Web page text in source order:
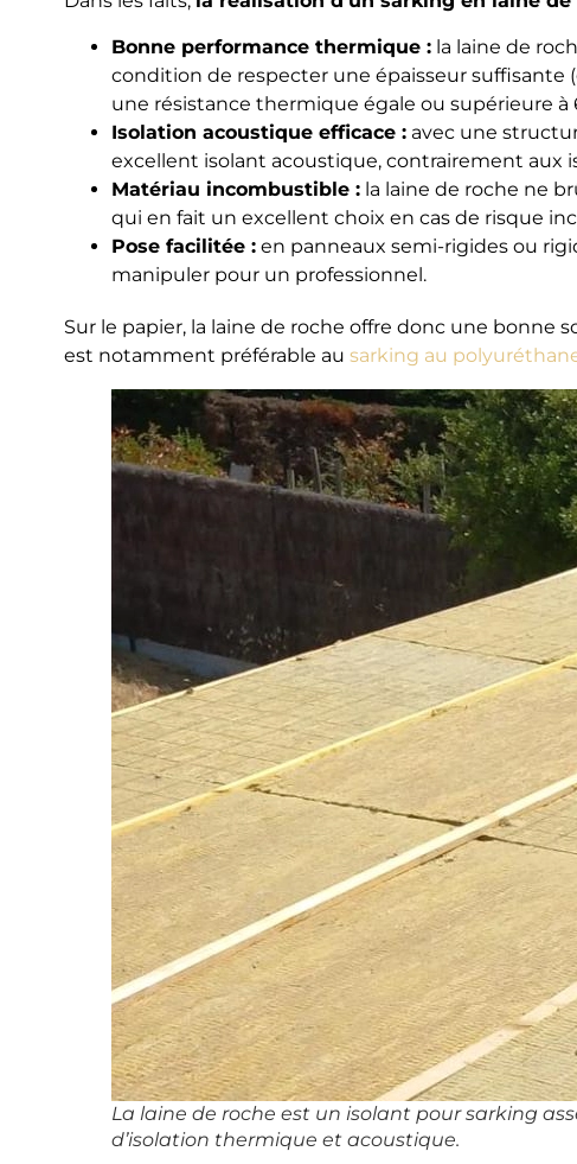
Bonne performance thermique :la laine de
condition de respecter une épaisseur
une résistance thermique égale ou supérieure à
Isolation acoustique efficace :avec une
excellent isolant acoustique, contrairement
Matériau incombustible :la laine de roche ne
qui en fait un excellent choix en cas de risque
Pose facilitée :en panneaux semi-rigides ou
manipuler pour un professionnel.
Sur le papier, la laine de roche offre donc une bonne
est notamment préférable au sarking au
La laine de roche est un isolant pour sarking
d’isolation thermique et acoustique.